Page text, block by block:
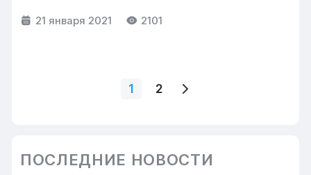
21 января 2021 2101
1 2
ПОСЛЕДНИЕ НОВОСТИ